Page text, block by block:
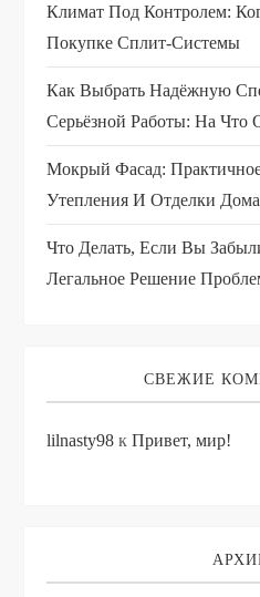
Климат Под Контролем:
Покупке Сплит-Системы
Как Выбрать Надёжную
Серьёзной Работы: На Что
Мокрый Фасад:
Утепления И Отделки Дома
Что Делать, Если Вы
Легальное Решение
СВЕЖИЕ
lilnasty98 кПривет, мир!